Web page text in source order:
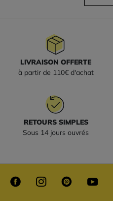
LIVRAISON OFFERTE
à partir de 110€ d'achat
RETOURS SIMPLES
Sous 14 jours ouvrés